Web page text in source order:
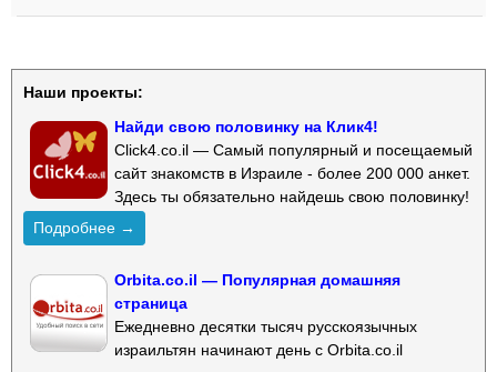
Наши проекты:
Найди свою половинку на Клик4!
Click4.co.il — Самый популярный и посещаемый
сайт знакомств в Израиле - более 200 000 анкет.
Здесь ты обязательно найдешь свою половинку!
Подробнее →
Orbita.co.il — Популярная домашняя
страница
Ежедневно десятки тысяч русскоязычных
израильтян начинают день с Orbita.co.il